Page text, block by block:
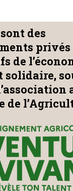
des
privés
de
solidaire,
de